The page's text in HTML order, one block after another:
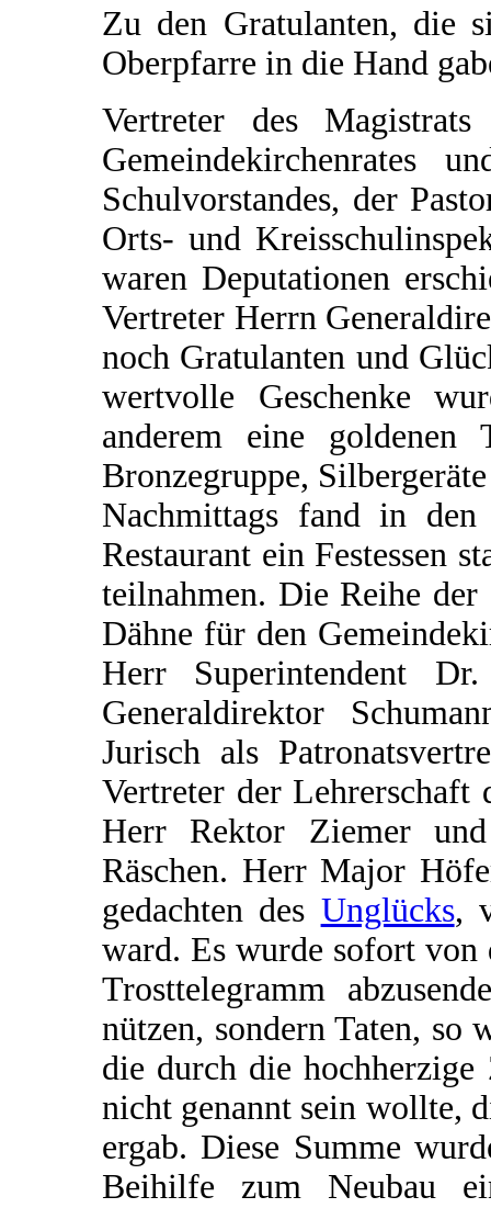
Zu den Gratulanten, die
Oberpfarre in die Hand
Vertreter des
Gemeindekirchenrates
Schulvorstandes, der
Orts- und
waren Deputationen
Vertreter Herrn
noch Gratulanten und
wertvolle Geschenke
anderem eine goldenen
Bronzegruppe,
Nachmittags fand in den
Restaurant ein Festessen
teilnahmen. Die Reihe
Dähne für den
Herr Superintendent
Generaldirektor
Jurisch als
Vertreter der Lehrerschaft
Herr Rektor Ziemer
Räschen. Herr Major
gedachten des Unglücks,
ward. Es wurde sofort von
Trosttelegramm
nützen, sondern Taten, so
die durch die
nicht genannt sein wollte,
ergab. Diese Summe
Beihilfe zum Neubau